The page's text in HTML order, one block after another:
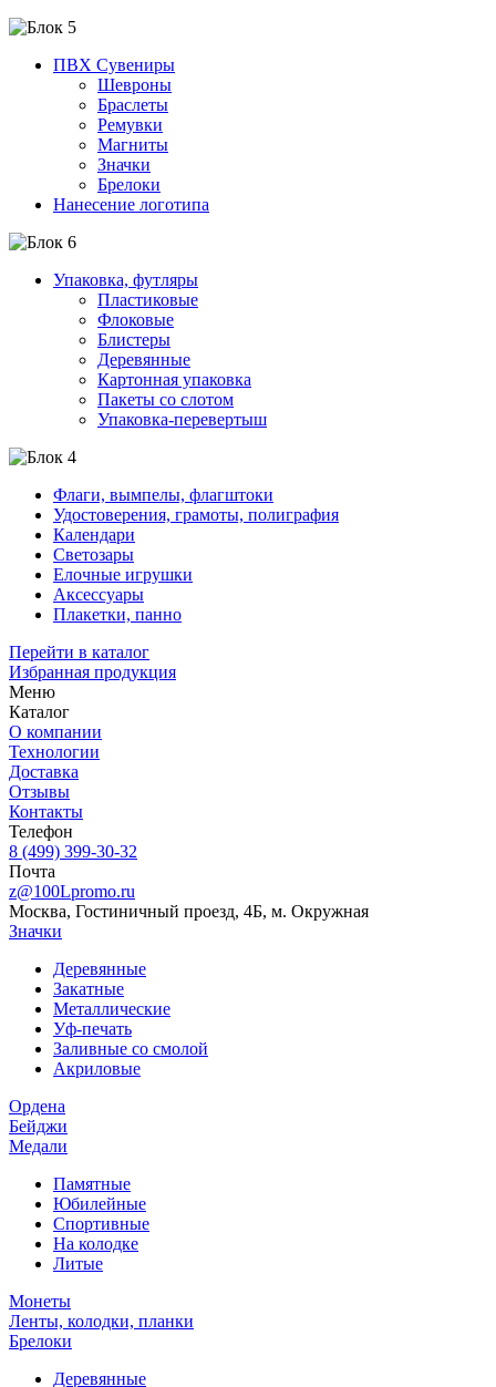
ПВХ Сувениры
Шевроны
Браслеты
Ремувки
Магниты
Значки
Брелоки
Нанесение логотипа
Упаковка, футляры
Пластиковые
Флоковые
Блистеры
Деревянные
Картонная упаковка
Пакеты со слотом
Упаковка-перевертыш
Флаги, вымпелы, флагштоки
Удостоверения, грамоты, полиграфия
Календари
Светозары
Елочные игрушки
Аксессуары
Плакетки, панно
Перейти в каталог
Избранная продукция
Меню
Каталог
О компании
Технологии
Доставка
Отзывы
Контакты
Телефон
8 (499) 399-30-32
Почта
z@100Lpromo.ru
Москва, Гостиничный проезд, 4Б, м. Окружная
Значки
Деревянные
Закатные
Металлические
Уф-печать
Заливные со смолой
Акриловые
Ордена
Бейджи
Медали
Памятные
Юбилейные
Спортивные
На колодке
Литые
Монеты
Ленты, колодки, планки
Брелоки
Деревянные